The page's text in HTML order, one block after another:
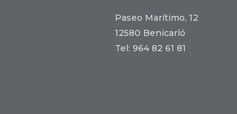
Paseo Marítimo, 12
12580 Benicarló
Tel: 964 82 61 81